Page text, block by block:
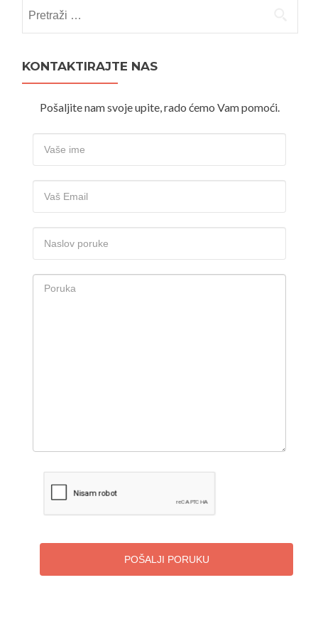
KONTAKTIRAJTE NAS
Pošaljite nam svoje upite, rado ćemo Vam pomoći.
POŠALJI PORUKU